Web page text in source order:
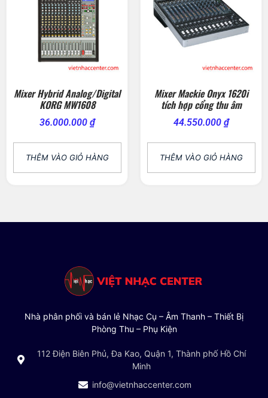
Mixer Hybrid Analog/Digital
KORG MW1608
36.000.000 ₫
THÊM VÀO GIỎ HÀNG
Mixer Mackie Onyx 1620i
tích hợp cổng thu âm
44.550.000 ₫
THÊM VÀO GIỎ HÀNG
Nhà phân phối và bán lẻ Nhạc Cụ – Âm Thanh – Thiết Bị
Phòng Thu – Phụ Kiện
112 Điện Biên Phủ, Đa Kao, Quận 1, Thành phố Hồ Chí
Minh
info@vietnhaccenter.com